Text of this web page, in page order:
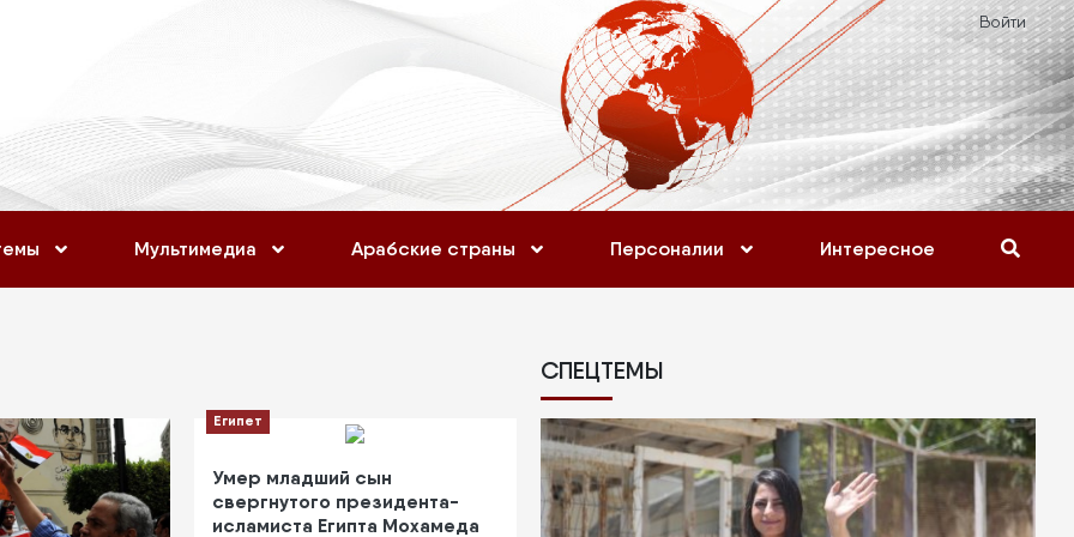
Войти
Мультимедиа Арабские страны Персоналии Интересное
Египет
Умер младший сын
свергнутого президента-
исламиста Египта Мохамеда
СПЕЦТЕМЫ